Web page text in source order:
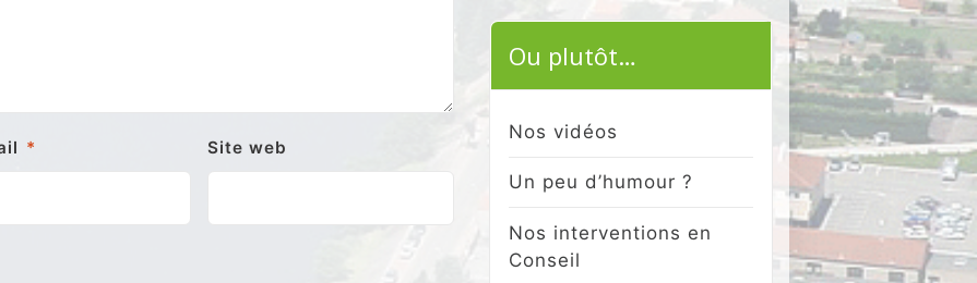
* Site web
Ou plutôt…
Nos vidéos
Un peu d’humour ?
Nos interventions en
Conseil